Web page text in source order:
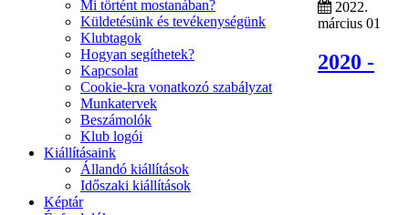
Mi történt mostanában?
Küldetésünk és tevékenységünk
Klubtagok
Hogyan segíthetek?
Kapcsolat
Cookie-kra vonatkozó szabályzat
Munkatervek
Beszámolók
Klub logói
Kiállításaink
Állandó kiállítások
Időszaki kiállítások
Képtár
2022.
március 01
2020 -